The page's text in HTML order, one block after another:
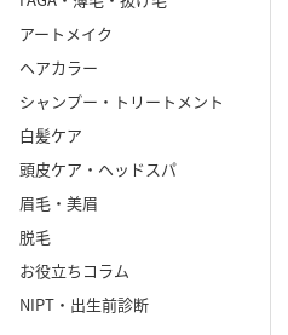
アートメイク
ヘアカラー
シャンプー・トリートメント
白髪ケア
頭皮ケア・ヘッドスパ
眉毛・美眉
脱毛
お役立ちコラム
NIPT・出生前診断